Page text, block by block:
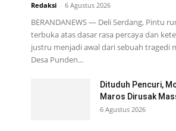
Redaksi - 6 Agustus 2026
BERANDANEWS — Deli Serdang, Pintu
terbuka atas dasar rasa percaya dan
justru menjadi awal dari sebuah tragedi
Desa Punden...
Dituduh Pencuri,
Maros Dirusak
6 Agustus 2026